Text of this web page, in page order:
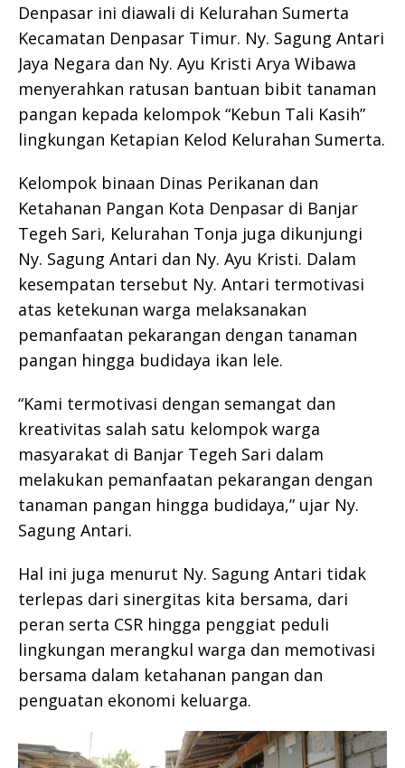
Denpasar ini diawali di Kelurahan Sumerta
Kecamatan Denpasar Timur. Ny. Sagung Antari
Jaya Negara dan Ny. Ayu Kristi Arya Wibawa
menyerahkan ratusan bantuan bibit tanaman
pangan kepada kelompok “Kebun Tali Kasih”
lingkungan Ketapian Kelod Kelurahan Sumerta.
Kelompok binaan Dinas Perikanan dan
Ketahanan Pangan Kota Denpasar di Banjar
Tegeh Sari, Kelurahan Tonja juga dikunjungi
Ny. Sagung Antari dan Ny. Ayu Kristi. Dalam
kesempatan tersebut Ny. Antari termotivasi
atas ketekunan warga melaksanakan
pemanfaatan pekarangan dengan tanaman
pangan hingga budidaya ikan lele.
“Kami termotivasi dengan semangat dan
kreativitas salah satu kelompok warga
masyarakat di Banjar Tegeh Sari dalam
melakukan pemanfaatan pekarangan dengan
tanaman pangan hingga budidaya,” ujar Ny.
Sagung Antari.
Hal ini juga menurut Ny. Sagung Antari tidak
terlepas dari sinergitas kita bersama, dari
peran serta CSR hingga penggiat peduli
lingkungan merangkul warga dan memotivasi
bersama dalam ketahanan pangan dan
penguatan ekonomi keluarga.